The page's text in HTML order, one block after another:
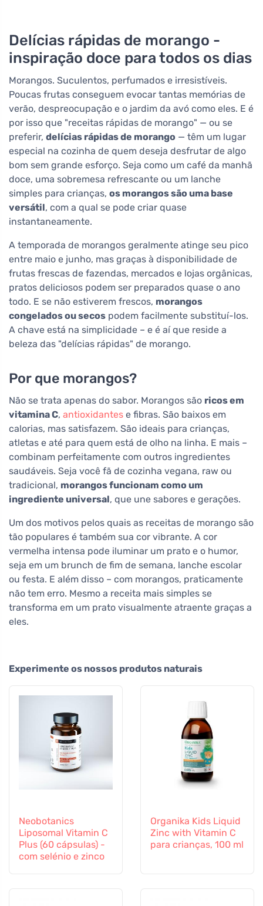
Delícias rápidas de morango -
inspiração doce para todos os dias
Morangos. Suculentos, perfumados e irresistíveis.
Poucas frutas conseguem evocar tantas memórias de
verão, despreocupação e o jardim da avó como eles. E é
por isso que "receitas rápidas de morango" — ou se
preferir, delícias rápidas de morango — têm um lugar
especial na cozinha de quem deseja desfrutar de algo
bom sem grande esforço. Seja como um café da manhã
doce, uma sobremesa refrescante ou um lanche
simples para crianças, os morangos são uma base
versátil, com a qual se pode criar quase
instantaneamente.
A temporada de morangos geralmente atinge seu pico
entre maio e junho, mas graças à disponibilidade de
frutas frescas de fazendas, mercados e lojas orgânicas,
pratos deliciosos podem ser preparados quase o ano
todo. E se não estiverem frescos, morangos
congelados ou secos podem facilmente substituí-los.
A chave está na simplicidade – e é aí que reside a
beleza das "delícias rápidas" de morango.
Por que morangos?
Não se trata apenas do sabor. Morangos são ricos em
vitamina C, antioxidantes e fibras. São baixos em
calorias, mas satisfazem. São ideais para crianças,
atletas e até para quem está de olho na linha. E mais –
combinam perfeitamente com outros ingredientes
saudáveis. Seja você fã de cozinha vegana, raw ou
tradicional, morangos funcionam como um
ingrediente universal, que une sabores e gerações.
Um dos motivos pelos quais as receitas de morango são
tão populares é também sua cor vibrante. A cor
vermelha intensa pode iluminar um prato e o humor,
seja em um brunch de fim de semana, lanche escolar
ou festa. E além disso – com morangos, praticamente
não tem erro. Mesmo a receita mais simples se
transforma em um prato visualmente atraente graças a
eles.
Experimente os nossos produtos naturais
Neobotanics
Liposomal Vitamin C
Plus (60 cápsulas) -
com selénio e zinco
Organika Kids Liquid
Zinc with Vitamin C
para crianças, 100 ml